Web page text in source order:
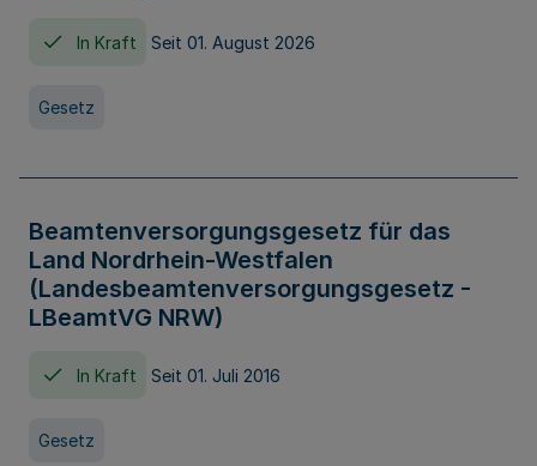
In Kraft Seit 01. August 2026
Gesetz
Beamtenversorgungsgesetz für das
Land Nordrhein-Westfalen
(Landesbeamtenversorgungsgesetz -
LBeamtVG NRW)
In Kraft Seit 01. Juli 2016
Gesetz